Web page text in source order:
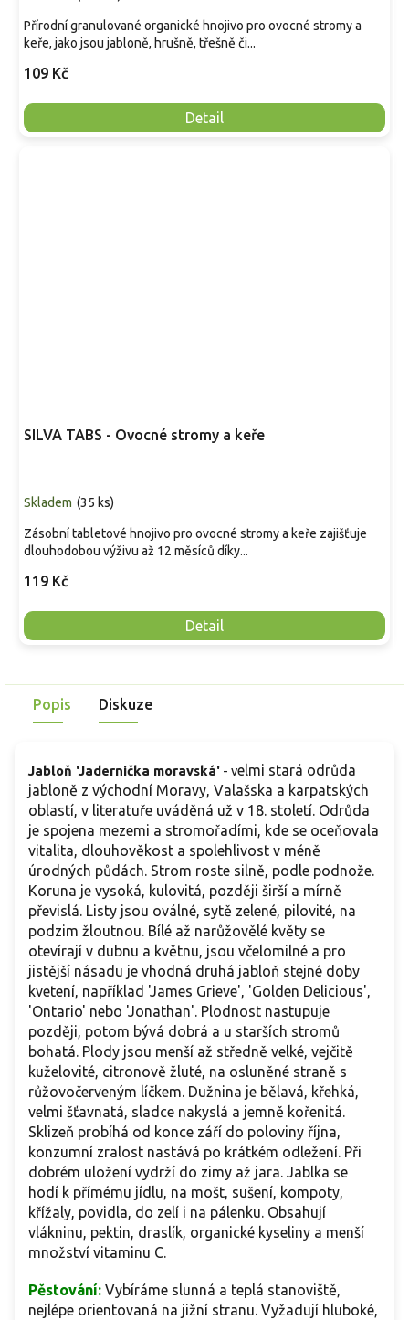
109 Kč
Detail
Přírodní granulované organické hnojivo pro ovocné stromy a
keře, jako jsou jabloně, hrušně, třešně či...
SILVA TABS - Ovocné stromy a keře
Skladem (35 ks)
119 Kč
Detail
Zásobní tabletové hnojivo pro ovocné stromy a keře zajišťuje
dlouhodobou výživu až 12 měsíců díky...
Popis Diskuze
Jabloň 'Jadernička moravská' - velmi stará odrůda
jabloně z východní Moravy, Valašska a karpatských
oblastí, v literatuře uváděná už v 18. století. Odrůda
je spojena mezemi a stromořadími, kde se oceňovala
vitalita, dlouhověkost a spolehlivost v méně
úrodných půdách. Strom roste silně, podle podnože.
Koruna je vysoká, kulovitá, později širší a mírně
převislá. Listy jsou oválné, sytě zelené, pilovité, na
podzim žloutnou. Bílé až narůžovělé květy se
otevírají v dubnu a květnu, jsou včelomilné a pro
jistější násadu je vhodná druhá jabloň stejné doby
kvetení, například 'James Grieve', 'Golden Delicious',
'Ontario' nebo 'Jonathan'. Plodnost nastupuje
později, potom bývá dobrá a u starších stromů
bohatá. Plody jsou menší až středně velké, vejčitě
kuželovité, citronově žluté, na osluněné straně s
růžovočerveným líčkem. Dužnina je bělavá, křehká,
velmi šťavnatá, sladce nakyslá a jemně kořenitá.
Sklizeň probíhá od konce září do poloviny října,
konzumní zralost nastává po krátkém odležení. Při
dobrém uložení vydrží do zimy až jara. Jablka se
hodí k přímému jídlu, na mošt, sušení, kompoty,
křížaly, povidla, do zelí i na pálenku. Obsahují
vlákninu, pektin, draslík, organické kyseliny a menší
množství vitaminu C.
Pěstování: Vybíráme slunná a teplá stanoviště,
nejlépe orientovaná na jižní stranu. Vyžadují hluboké,